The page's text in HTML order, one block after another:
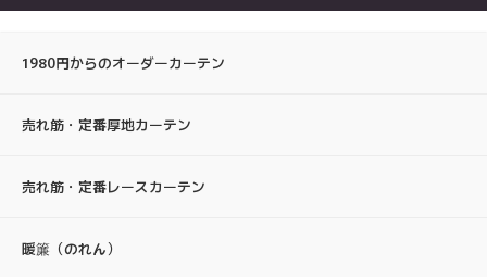
1980円からのオーダーカーテン
売れ筋・定番厚地カーテン
売れ筋・定番レースカーテン
暖簾（のれん）